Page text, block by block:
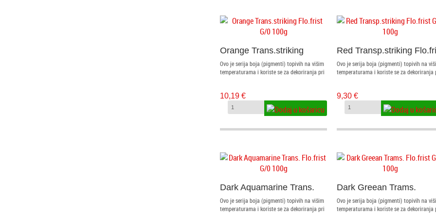
Orange Trans.striking
Flo.frist G/0 100g
Ovo je serija boja (pigmenti) topivih na višim
temperaturama i koriste se za dekoriranja pri
stakla kistom i posipanjem kroz sito. Granule
se nanose sitom ili odgovarajućim pincetama
i ljepe specijalnim ljepilom za fuziju radi lakše
10,19 €
Red Transp.striking
G/0 100g
Ovo je serija boja (pigmenti) topivih na
temperaturama i koriste se za dekoriranja
stakla kistom i posipanjem kroz sito.
se nanose sitom ili odgovarajućim
i ljepe specijalnim ljepilom za fuziju radi
9,30 €
Dark Aquamarine Trans.
Flo.frist G/0 100g
Ovo je serija boja (pigmenti) topivih na višim
temperaturama i koriste se za dekoriranja pri
Dark Greean Trams.
Flo.frist G/0 100g
Ovo je serija boja (pigmenti) topivih na
temperaturama i koriste se za dekoriranja